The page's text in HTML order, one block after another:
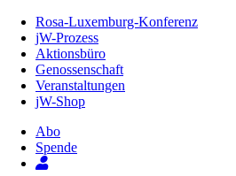
Inhalt
Seite
Rosa-Luxemburg-Konferenz
jW-Prozess
Aktionsbüro
Genossenschaft
Veranstaltungen
jW-Shop
Abo
Spende